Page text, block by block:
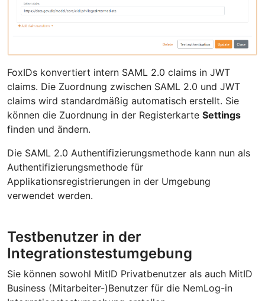
FoxIDs konvertiert intern SAML 2.0 claims in JWT
claims. Die Zuordnung zwischen SAML 2.0 und JWT
claims wird standardmäßig automatisch erstellt. Sie
können die Zuordnung in der Registerkarte Settings
finden und ändern.
Die SAML 2.0 Authentifizierungsmethode kann nun als
Authentifizierungsmethode für
Applikationsregistrierungen in der Umgebung
verwendet werden.
Testbenutzer in der
Integrationstestumgebung
Sie können sowohl MitID Privatbenutzer als auch MitID
Business (Mitarbeiter-)Benutzer für die NemLog-in